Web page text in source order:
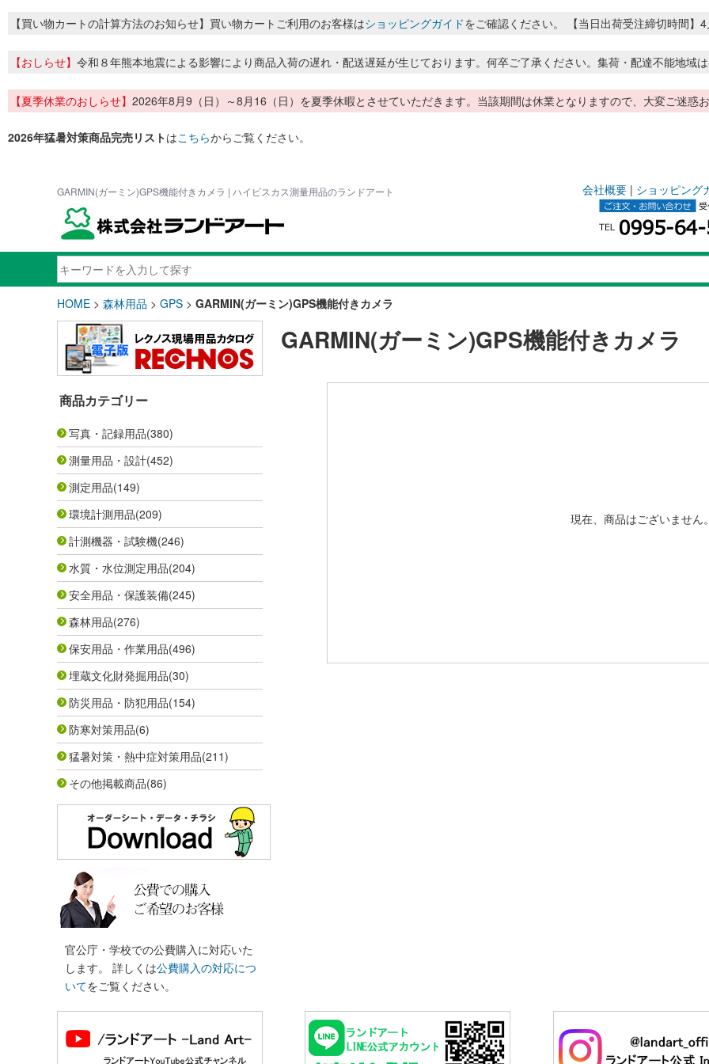
【買い物カートの計算方法のお知らせ】買い物カートご利用のお客様はショッピングガイドをご確認ください。 【当日出荷受注締切時間
【おしらせ】 令和８年熊本地震による影響により商品入荷の遅れ・配送遅延が生じております。何卒ご了承ください。集荷・配達不能地域
【夏季休業のおしらせ】 2026年8月9（日）～8月16（日）を夏季休暇とさせていただきます。当該期間は休業となりますので、大変ご迷惑
2026年猛暑対策商品完売リストはこちらからご覧ください。
GARMIN(ガーミン)GPS機能付きカメラ | ハイビスカス測量用品のランドアート 会社概要 | ショッピング
HOME > 森林用品 > GPS > GARMIN(ガーミン)GPS機能付きカメラ
商品カテゴリー
写真・記録用品(380)
測量用品・設計(452)
測定用品(149)
環境計測用品(209)
計測機器・試験機(246)
水質・水位測定用品(204)
安全用品・保護装備(245)
森林用品(276)
保安用品・作業用品(496)
埋蔵文化財発掘用品(30)
防災用品・防犯用品(154)
防寒対策用品(6)
猛暑対策・熱中症対策用品(211)
その他掲載商品(86)
官公庁・学校での公費購入に対応いた
します。 詳しくは公費購入の対応につ
いてをご覧ください。
GARMIN(ガーミン)GPS機能付きカメラ
現在、商品はございません